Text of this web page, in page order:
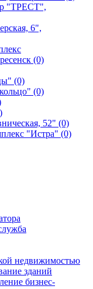
"ТРЕСТ",
6",
(0)
(0)
(0)
52" (0)
"Истра" (0)
недвижимостью
зданий
бизнес-